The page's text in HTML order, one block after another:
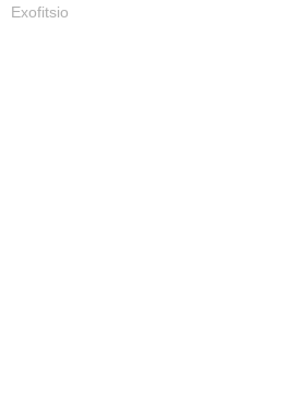
Exofitsio